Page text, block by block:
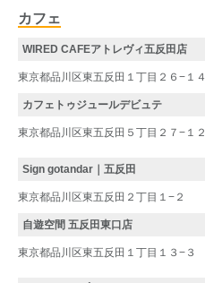
カフェ
WIRED CAFEアトレヴィ五反田店
東京都品川区東五反田１丁目２６−１４
カフェトゥジュールデビュテ
東京都品川区東五反田５丁目２７−１２
Sign gotandar｜五反田
東京都品川区東五反田２丁目１−２
自遊空間 五反田東口店
東京都品川区東五反田１丁目１３−３